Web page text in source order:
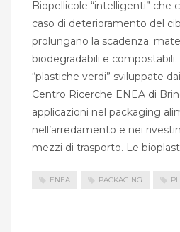
Biopellicole “intelligenti” che
caso di deterioramento del
prolungano la scadenza;
biodegradabili e
“plastiche verdi” sviluppate
Centro Ricerche ENEA di
applicazioni nel packaging
nell’arredamento e nei
mezzi di trasporto. Le
ENEA PACKAGING